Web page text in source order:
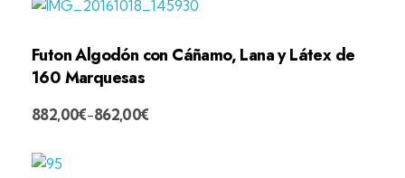
Futon Algodón con Cáñamo, Lana y Látex de
160 Marquesas
862,00€
-
882,00€